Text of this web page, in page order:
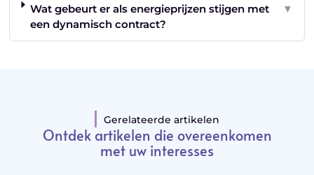
Wat gebeurt er als energieprijzen stijgen met
een dynamisch contract?
▼
Gerelateerde artikelen
Ontdek artikelen die overeenkomen
met uw interesses